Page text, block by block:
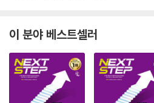
이 분야 베스트셀러